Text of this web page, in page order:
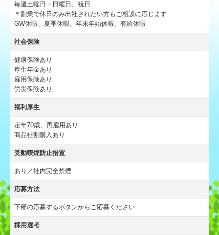
毎週土曜日・日曜日、祝日
＊副業で休日のみ出社されたい方もご相談に応じます
GW休暇、夏季休暇、年末年始休暇、有給休暇
社会保険
健康保険あり
厚生年金あり
雇用保険あり
労災保険あり
福利厚生
定年70歳、再雇用あり
商品社割購入あり
受動喫煙防止措置
あり／社内完全禁煙
応募方法
下部の応募するボタンからご応募ください
採用選考